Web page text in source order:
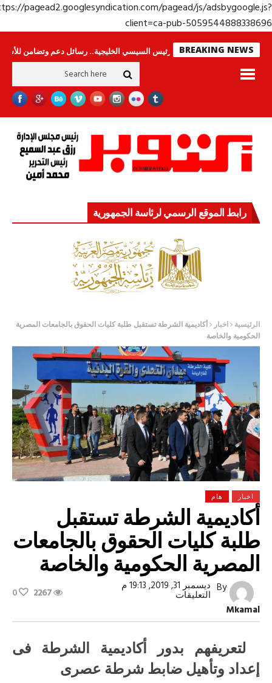
https://pagead2.googlesyndication.com/pagead/js/
client=ca-pub-
BREAKING NEWSينامون جولة الرئيس السيسي الخليجية.. رسائل دعم وتضامن للأشقاء
رابط الموقع الرسمي لرئاسة الجمهورية
الرئيسية اخبار أكاديمية الشرطة تستقبل طلبة كليات الحقوق بالجامعات المصرية
الحكومية والخاصة
اخبار هام
أكاديمية الشرطة تستقبل
طلبة كليات الحقوق بالجامعات
المصرية الحكومية والخاصة
By
Mkamal
ديسمبر 31, 2019, 19:13 م
التعليقاتعلى
تستقبل
كليات
الحقوق
بالجامعات
المصرية
2267
0
لتعريفهم بدور أكاديمية الشرطة فى
إعداد وتأهيل ضابط شرطة عصرى